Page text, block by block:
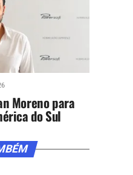
Moreno para
do Sul